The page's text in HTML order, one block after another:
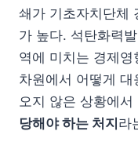
쇄가 기초자치단체
가 높다. 석탄화력
역에 미치는 경제
차원에서 어떻게
오지 않은 상황에서
당해야 하는 처지라